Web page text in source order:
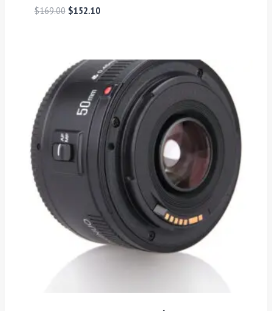
$169.00 El
$169.00.
$152.10El
$152.10.